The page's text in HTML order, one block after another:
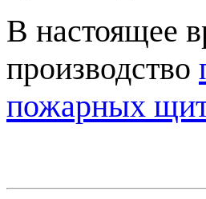
В настоящее
производство
пожарных